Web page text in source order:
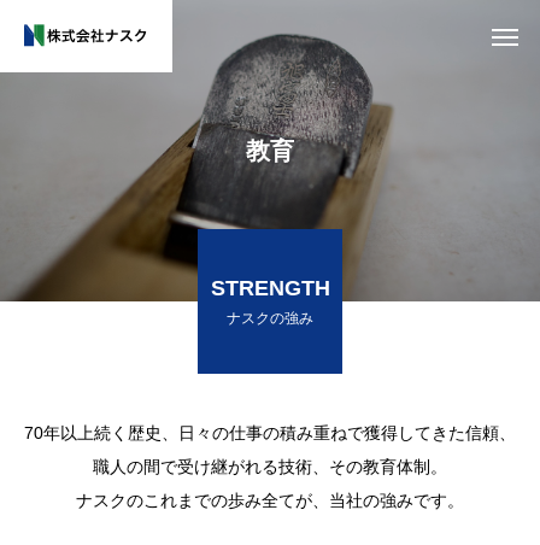
教育
STRENGTH
ナスクの強み
70年以上続く歴史、日々の仕事の積み重ねで獲得してきた信頼、
職人の間で受け継がれる技術、その教育体制。
ナスクのこれまでの歩み全てが、当社の強みです。